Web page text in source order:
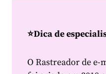
⭐️Dica de
O Rastreador de e-